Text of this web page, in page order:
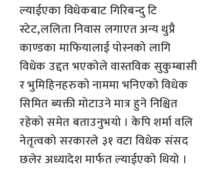
ल्याईएका विधेकबाट गिरिबन्दु टि
स्टेट,ललिता निवास लगाएत अन्य थुप्रै
काण्डका माफियालाई पोस्नको लागि
विधेक उद्दत भएकोले वास्तविक सुकुम्बासी
र भुमिहिनहरुको नाममा भनिएको विधेक
सिमित ब्यक्ती मोटाउने मात्र हुने निश्चित
रहेको समेत बताउनुभयो । केपि शर्मा वलि
नेतृत्वको सरकारले ३१ वटा विधेक संसद
छलेर अध्यादेश मार्फत ल्याईएको थियो ।